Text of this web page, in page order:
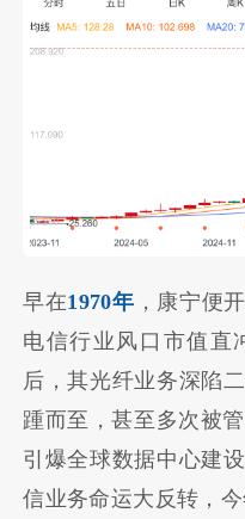
早在1970年 ，康宁便
电信行业风口市值直
后，其光纤业务深陷
踵而至，甚至多次被
引爆全球数据中心建
信业务命运大反转，